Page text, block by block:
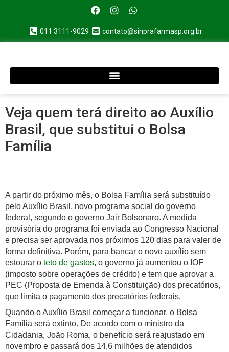
011 3111-9029 contato@sinprafarmasp.org.br
Veja quem terá direito ao Auxílio
Brasil, que substitui o Bolsa
Família
A partir do próximo mês, o Bolsa Família será substituído
pelo Auxílio Brasil, novo programa social do governo
federal, segundo o governo Jair Bolsonaro. A medida
provisória do programa foi enviada ao Congresso Nacional
e precisa ser aprovada nos próximos 120 dias para valer de
forma definitiva. Porém, para bancar o novo auxílio sem
estourar o teto de gastos, o governo já aumentou o IOF
(imposto sobre operações de crédito) e tem que aprovar a
PEC (Proposta de Emenda à Constituição) dos precatórios,
que limita o pagamento dos precatórios federais.
Quando o Auxílio Brasil começar a funcionar, o Bolsa
Família será extinto. De acordo com o ministro da
Cidadania, João Roma, o benefício será reajustado em
novembro e passará dos 14,6 milhões de atendidos